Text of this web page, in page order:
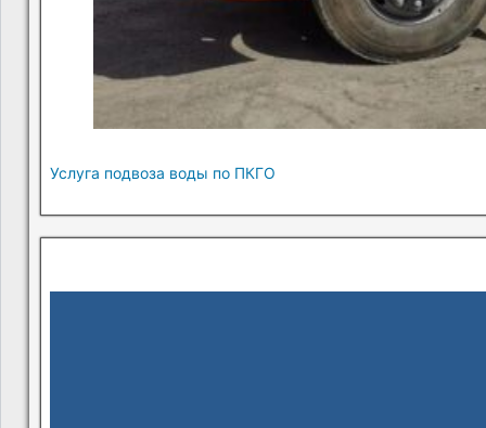
Услуга подвоза воды по ПКГО